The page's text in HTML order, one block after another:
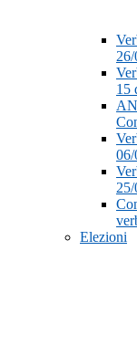
15
Elezioni